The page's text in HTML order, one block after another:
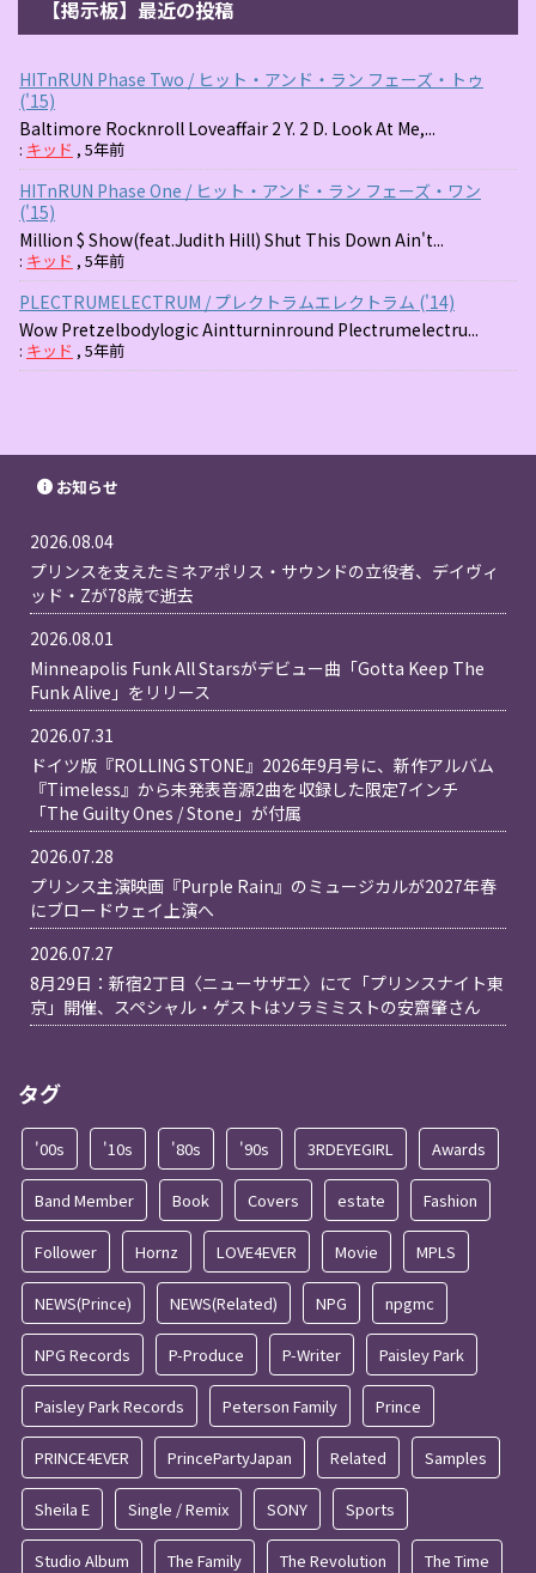
【掲示板】最近の投稿
HITnRUN Phase Two / ヒット・アンド・ラン フェーズ・トゥ
('15)
Baltimore Rocknroll Loveaffair 2 Y. 2 D. Look At Me,...
: キッド , 5年前
HITnRUN Phase One / ヒット・アンド・ラン フェーズ・ワン
('15)
Million $ Show(feat.Judith Hill) Shut This Down Ain't...
: キッド , 5年前
PLECTRUMELECTRUM / プレクトラムエレクトラム ('14)
Wow Pretzelbodylogic Aintturninround Plectrumelectru...
: キッド , 5年前
お知らせ
2026.08.04
プリンスを支えたミネアポリス・サウンドの立役者、デイヴィ
ッド・Zが78歳で逝去
2026.08.01
Minneapolis Funk All Starsがデビュー曲「Gotta Keep The
Funk Alive」をリリース
2026.07.31
ドイツ版『ROLLING STONE』2026年9月号に、新作アルバム
『Timeless』から未発表音源2曲を収録した限定7インチ
「The Guilty Ones / Stone」が付属
2026.07.28
プリンス主演映画『Purple Rain』のミュージカルが2027年春
にブロードウェイ上演へ
2026.07.27
8月29日：新宿2丁目〈ニューサザエ〉にて「プリンスナイト東
京」開催、スペシャル・ゲストはソラミミストの安齋肇さん
タグ
'00s '10s '80s '90s 3RDEYEGIRL Awards
Band Member Book Covers estate Fashion
Follower Hornz LOVE4EVER Movie MPLS
NEWS(Prince) NEWS(Related) NPG npgmc
NPG Records P-Produce P-Writer Paisley Park
Paisley Park Records Peterson Family Prince
PRINCE4EVER PrincePartyJapan Related Samples
Sheila E Single / Remix SONY Sports
Studio Album The Family The Revolution The Time